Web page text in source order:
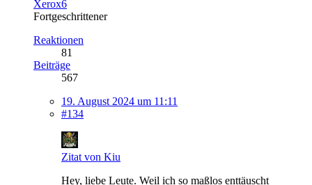
Xerox6
Fortgeschrittener
Reaktionen
81
Beiträge
567
19. August 2024 um 11:11
#134
Zitat von Kiu
Hey, liebe Leute. Weil ich so maßlos enttäuscht